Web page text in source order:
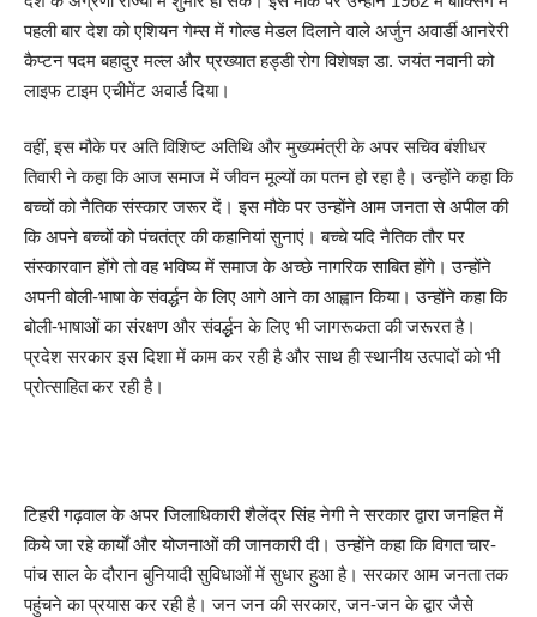
पहली बार देश को एशियन गेम्स में गोल्ड मेडल दिलाने वाले अर्जुन अवार्डी आनरेरी
कैप्टन पदम बहादुर मल्ल और प्रख्यात हड्डी रोग विशेषज्ञ डा. जयंत नवानी को
लाइफ टाइम एचीमेंट अवार्ड दिया।
वहीं, इस मौके पर अति विशिष्ट अतिथि और मुख्यमंत्री के अपर सचिव बंशीधर
तिवारी ने कहा कि आज समाज में जीवन मूल्यों का पतन हो रहा है। उन्होंने कहा कि
बच्चों को नैतिक संस्कार जरूर दें। इस मौके पर उन्होंने आम जनता से अपील की
कि अपने बच्चों को पंचतंत्र की कहानियां सुनाएं। बच्चे यदि नैतिक तौर पर
संस्कारवान होंगे तो वह भविष्य में समाज के अच्छे नागरिक साबित होंगे। उन्होंने
अपनी बोली-भाषा के संवर्द्धन के लिए आगे आने का आह्वान किया। उन्होंने कहा कि
बोली-भाषाओं का संरक्षण और संवर्द्धन के लिए भी जागरूकता की जरूरत है।
प्रदेश सरकार इस दिशा में काम कर रही है और साथ ही स्थानीय उत्पादों को भी
प्रोत्साहित कर रही है।
टिहरी गढ़वाल के अपर जिलाधिकारी शैलेंद्र सिंह नेगी ने सरकार द्वारा जनहित में
किये जा रहे कार्यों और योजनाओं की जानकारी दी। उन्होंने कहा कि विगत चार-
पांच साल के दौरान बुनियादी सुविधाओं में सुधार हुआ है। सरकार आम जनता तक
पहुंचने का प्रयास कर रही है। जन जन की सरकार, जन-जन के द्वार जैसे